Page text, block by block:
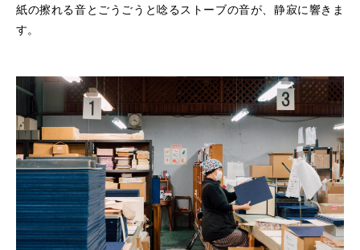
紙の擦れる音とごうごうと唸るストーブの音が、静寂に響きま
す。